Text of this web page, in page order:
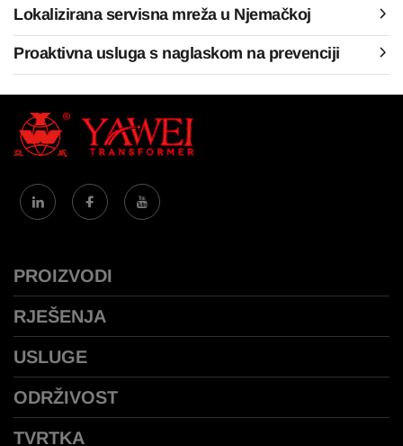
Lokalizirana servisna mreža u Njemačkoj
Proaktivna usluga s naglaskom na prevenciji
PROIZVODI
RJEŠENJA
USLUGE
ODRŽIVOST
TVRTKA